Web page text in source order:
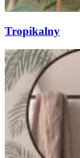
Tropikalny